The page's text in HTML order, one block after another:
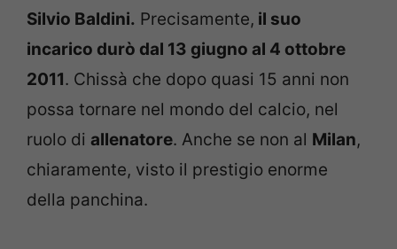
Silvio Baldini. Precisamente, il suo
incarico durò dal 13 giugno al 4 ottobre
2011. Chissà che dopo quasi 15 anni non
possa tornare nel mondo del calcio, nel
ruolo di allenatore. Anche se non al Milan,
chiaramente, visto il prestigio enorme
della panchina.